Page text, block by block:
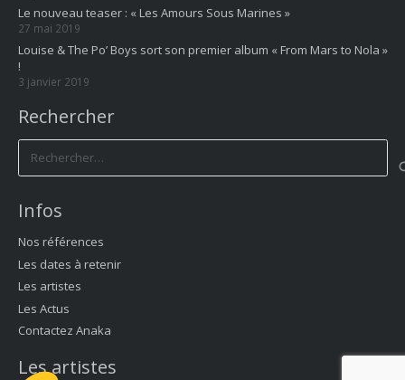
Le nouveau teaser : « Les Amours Sous Marines »
27 mai 2019
Louise & The Po’ Boys sort son premier album « From Mars to Nola »
!
3 janvier 2019
Rechercher
Infos
Nos références
Les dates à retenir
Les artistes
Les Actus
Contactez Anaka
Les artistes